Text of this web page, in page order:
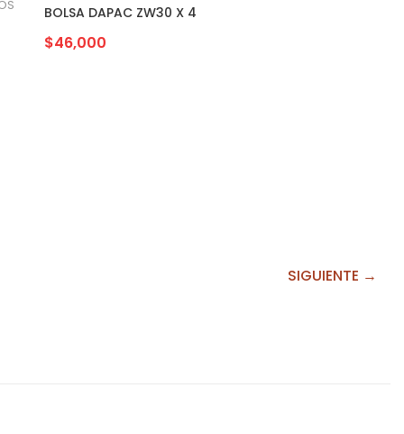
BOLSA DAPAC ZW30 X 4
$46,000
SIGUIENTE →